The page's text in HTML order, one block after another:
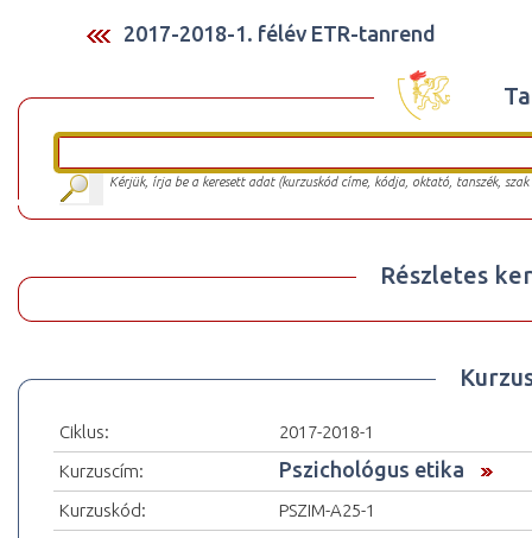
2017-2018-1. félév ETR-tanrend
Kérjük, írja be a keresett adat (kurzuskód címe, kódja, oktató, tanszék,
Részletes
Ciklus:
2017-2018-1
Kurzuscím:
Pszichológus etika
Kurzuskód:
PSZIM-A25-1